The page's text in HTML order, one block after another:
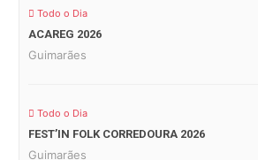
Todo o Dia
ACAREG 2026
Guimarães
Todo o Dia
FEST’IN FOLK CORREDOURA 2026
Guimarães